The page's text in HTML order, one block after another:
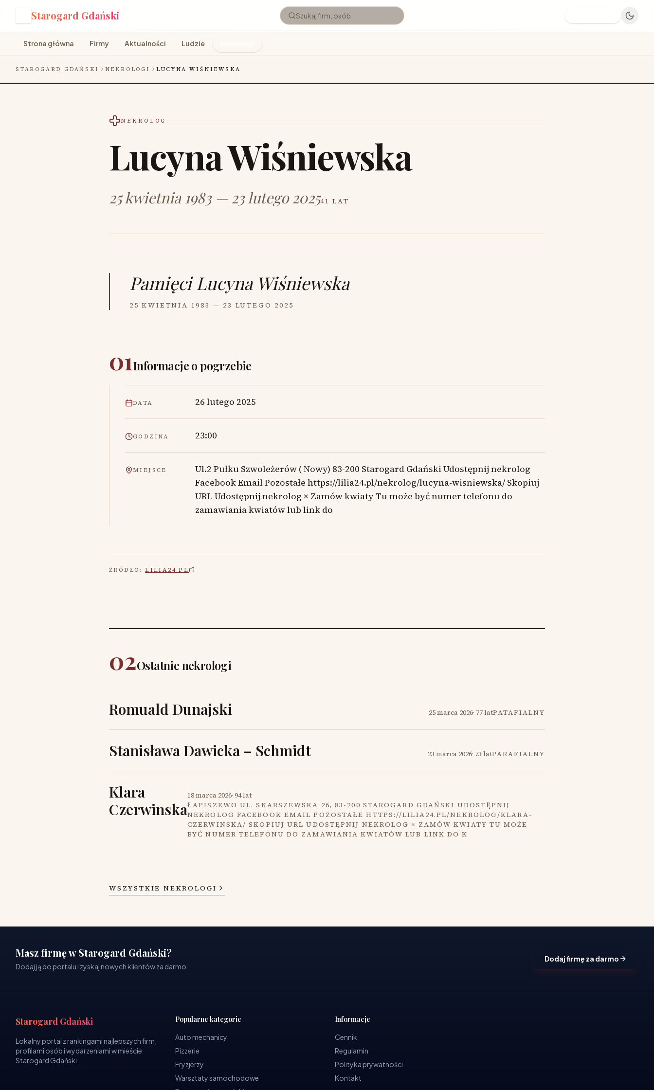
Starogard Gdański
Strona główna Firmy Aktualności Ludzie
STAROGARD GDAŃSKI NEKROLOGI LUCYNA WIŚNIEWSKA
NEKROLOG
Lucyna Wiśniewska
25 kwietnia 1983 — 23 lutego 202541 LAT
Pamięci Lucyna Wiśniewska
25 KWIETNIA 1983 — 23 LUTEGO 2025
01Informacje o pogrzebie
DATA 26 lutego 2025
GODZINA 23:00
MIEJSCE
Ul.2 Pułku Szwoleżerów ( Nowy) 83-200 Starogard Gdański Udostępnij nekrolog
Facebook Email Pozostałe https://lilia24.pl/nekrolog/lucyna-wisniewska/ Skopiuj
URL Udostępnij nekrolog × Zamów kwiaty Tu może być numer telefonu do
zamawiania kwiatów lub link do
ŹRÓDŁO: LILIA24.PL
02Ostatnie nekrologi
Romuald Dunajski 25 marca 2026· 77 latPATAFIALNY
Stanisława Dawicka – Schmidt 23 marca 2026· 73 latPARAFIALNY
Klara
Czerwinska
18 marca 2026· 94 lat
ŁAPISZEWO UL. SKARSZEWSKA 26, 83-200 STAROGARD GDAŃSKI UDOSTĘPNIJ
NEKROLOG FACEBOOK EMAIL POZOSTAŁE HTTPS://LILIA24.PL/NEKROLOG/KLARA-
CZERWINSKA/ SKOPIUJ URL UDOSTĘPNIJ NEKROLOG × ZAMÓW KWIATY TU MOŻE
BYĆ NUMER TELEFONU DO ZAMAWIANIA KWIATÓW LUB LINK DO K
WSZYSTKIE NEKROLOGI
Masz firmę w Starogard Gdański?
Dodaj ją do portalu i zyskaj nowych klientów za darmo.
Dodaj firmę za darmo
Starogard Gdański
Lokalny portal z rankingami najlepszych firm,
profilami osób i wydarzeniami w mieście
Starogard Gdański.
Popularne kategorie
Auto mechanicy
Pizzerie
Fryzjerzy
Warsztaty samochodowe
Informacje
Cennik
Regulamin
Polityka prywatności
Kontakt